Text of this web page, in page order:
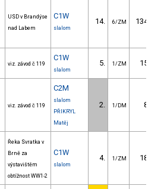
USD v Brandýse
nad Labem
C1W
slalom
14. 6/ZM 134.12
viz. závod č 119
C1W
slalom
5. 1/ZM 15.90
viz. závod č 119
C2M
slalom
PŘIKRYL
Matěj
2. 1/DM 8.60
Řeka Svratka v
Brně za
výstavištěm
obtížnost WW1-2
C1W
slalom
4. 1/ZM 18.90